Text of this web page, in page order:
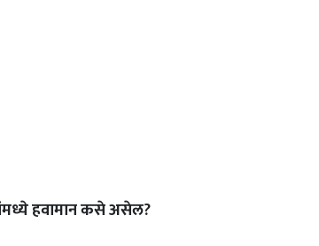
हवामान कसे असेल?